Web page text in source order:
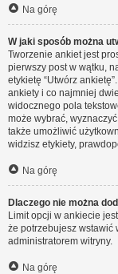
Na górę
W jaki sposób można
Tworzenie ankiet jest
pierwszy post w wątku,
etykietę “Utwórz
ankiety i co najmniej
widocznego pola
może wybrać,
także umożliwić
widzisz etykiety,
Na górę
Dlaczego nie można
Limit opcji w ankiecie
że potrzebujesz wstawić
administratorem witryny.
Na górę